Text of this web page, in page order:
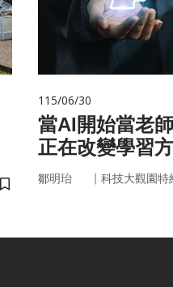
儲存書籤
115/06/30
當AI開始當老
正在改變學習
鄒明珆 ｜ 科技大觀園特